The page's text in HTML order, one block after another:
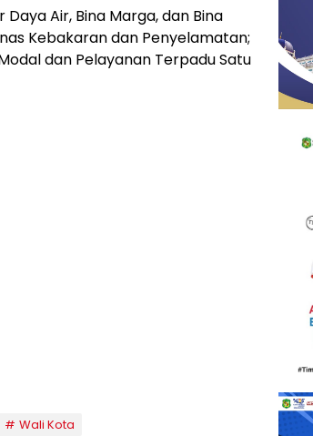
Air, Bina Marga, dan Bina
Kebakaran dan Penyelamatan;
dan Pelayanan Terpadu Satu
Wali Kota